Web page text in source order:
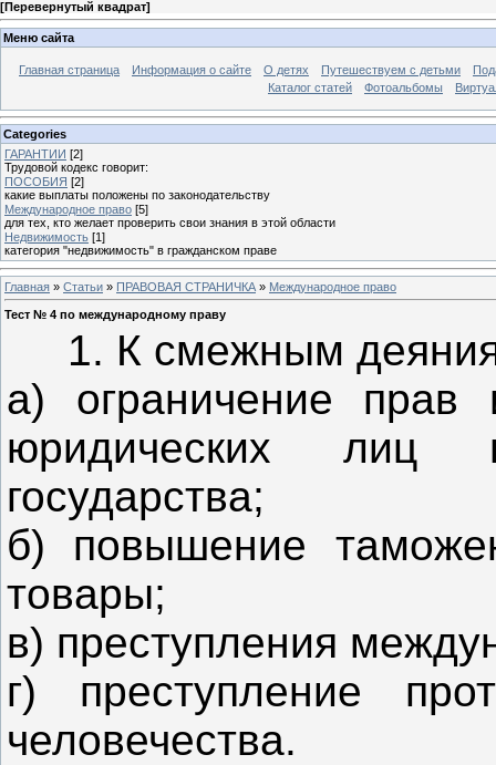
[Перевернутый квадрат]
Меню сайта
Главная страница Информация о сайте О детях Путешествуем с детьми
Каталог статей
Фотоальбомы
Categories
ГАРАНТИИ [2]
Трудовой кодекс говорит:
ПОСОБИЯ [2]
какие выплаты положены по законодательству
Международное право [5]
для тех, кто желает проверить свои знания в этой области
Недвижимость [1]
категория "недвижимость" в гражданском праве
Главная » Статьи » ПРАВОВАЯ СТРАНИЧКА » Международное право
Тест № 4 по международному праву
1. К смежным
а) ограничение прав
юридических лиц
государства;
б) повышение
товары;
в) преступления
г) преступление
человечества.